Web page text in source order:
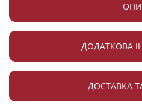
ДОДАТКОВА
ДОСТАВКА